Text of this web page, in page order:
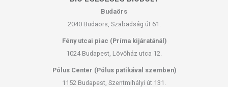
Budaörs
2040 Budaörs, Szabadság út 61.
Fény utcai piac (Príma kijáratánál)
1024 Budapest, Lövőház utca 12.
Pólus Center (Pólus patikával szemben)
1152 Budapest, Szentmihályi út 131.